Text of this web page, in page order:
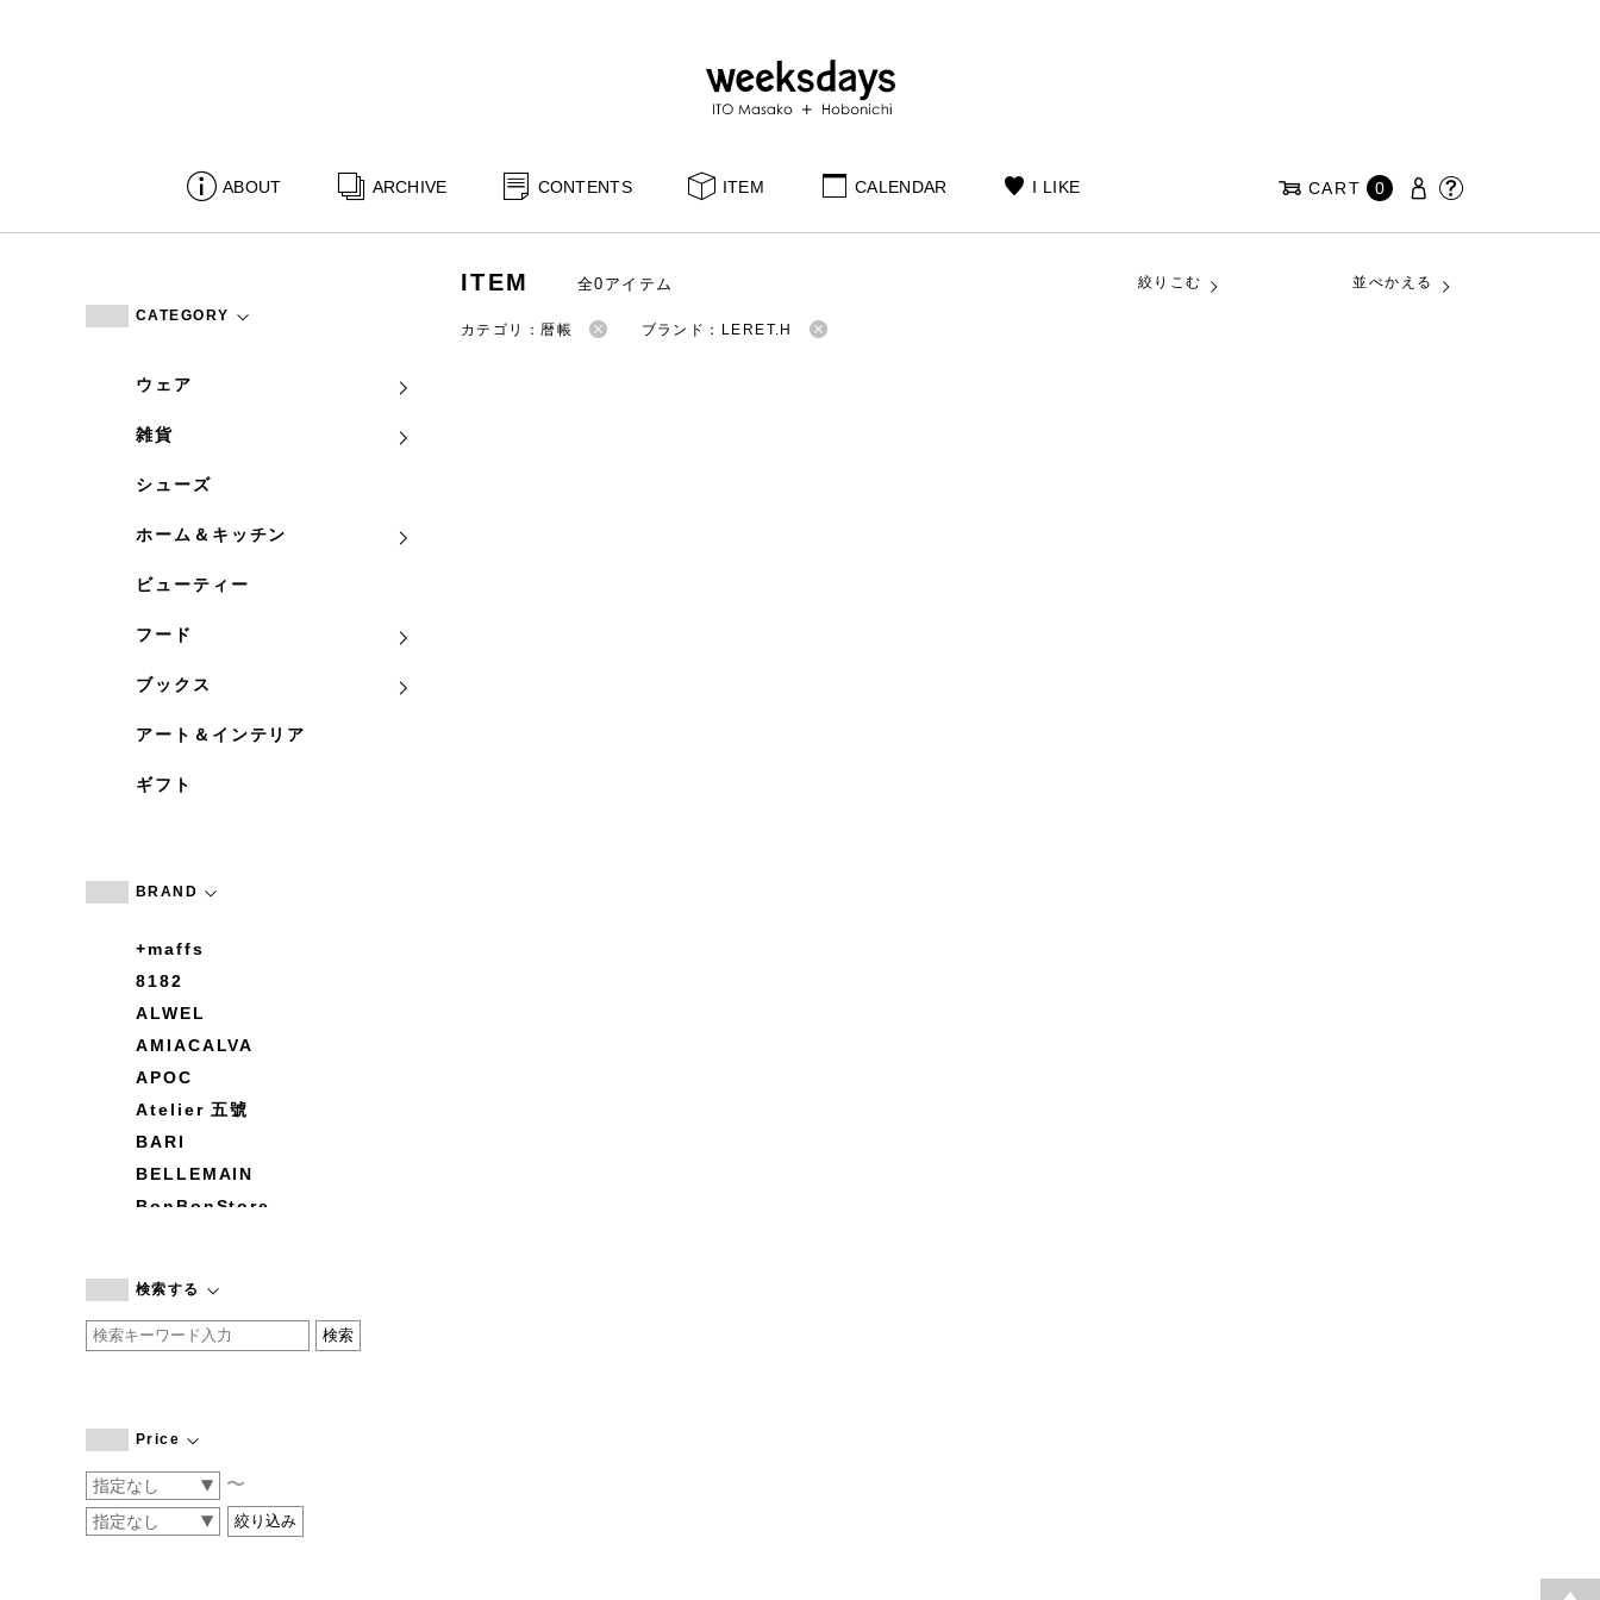
ABOUT ARCHIVE CONTENTS ITEM CALENDAR I LIKE CART 0
CATEGORY
ウェア
雑貨
シューズ
ホーム＆キッチン
ビューティー
フード
ブックス
アート＆インテリア
ギフト
BRAND
+maffs
8182
ALWEL
AMIACALVA
APOC
Atelier 五號
BARI
BELLEMAIN
BonBonStore
by basics
CATWORTH
COGTHEBIGSMOKE
CONVERSE
DEAN & DELUCA
検索する
Price
〜
ITEM 全0アイテム 絞りこむ 並べかえる
カテゴリ：暦帳 ブランド：LERET.H